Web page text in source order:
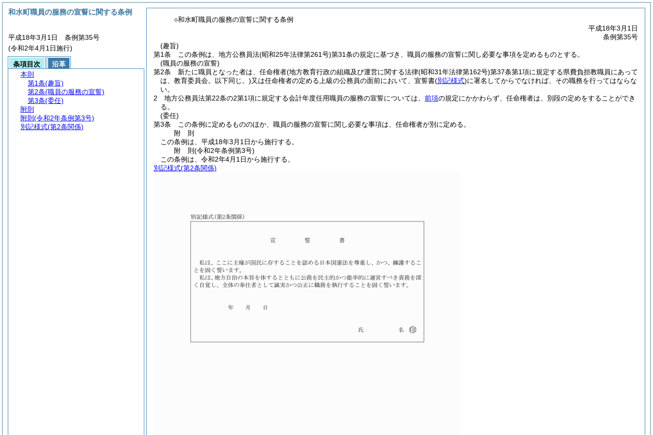
○和水町職員の服務の宣誓に関する条例
平成18年3月1日
条例第35号
(趣旨)
第1条
この条例は、地方公務員法(昭和25年法律第261号)第31条の規定に基づき、職員の服務の宣誓に関し必要な事項を定めるものとする。
(職員の服務の宣誓)
第2条
新たに職員となった者は、任命権者(地方教育行政の組織及び運営に関する法律(昭和31年法律第162号)第37条第1項に規定する県費負担教職員にあって
は、教育委員会。以下同じ。)又は任命権者の定める上級の公務員の面前において、宣誓書(別記様式)に署名してからでなければ、その職務を行ってはならな
い。
2
地方公務員法第22条の2第1項に規定する会計年度任用職員の服務の宣誓については、 前項の規定にかかわらず、任命権者は、別段の定めをすることができ
る。
(委任)
第3条
この条例に定めるもののほか、職員の服務の宣誓に関し必要な事項は、任命権者が別に定める。
附 則
この条例は、平成18年3月1日から施行する。
附 則(令和2年条例第3号)
この条例は、令和2年4月1日から施行する。
別記様式(第2条関係)
和水町職員の服務の宣誓に関する条例
平成18年3月1日 条例第35号
(令和2年4月1日施行)
条項目次
沿革
本則
第1条(趣旨)
第2条(職員の服務の宣誓)
第3条(委任)
附則
附則 (令和2年条例第3号)
別記様式(第2条関係)